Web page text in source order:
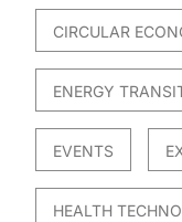
CIRCULAR
ENERGY
EVENTS
HEALTH